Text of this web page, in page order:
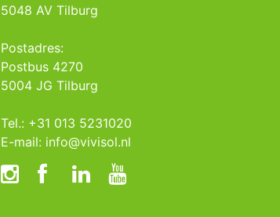
5048 AV Tilburg
Postadres:
Postbus 4270
5004 JG Tilburg
Tel.: +31 013 5231020
E-mail: info@vivisol.nl